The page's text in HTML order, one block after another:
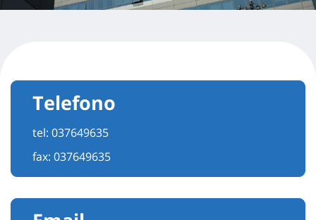
Telefono
tel: 037649635
fax: 037649635